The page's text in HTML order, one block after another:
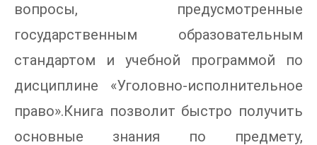
вопросы, предусмотренные
государственным образовательным
стандартом и учебной программой по
дисциплине «Уголовно-исполнительное
право».Книга позволит быстро получить
основные знания по предмету,